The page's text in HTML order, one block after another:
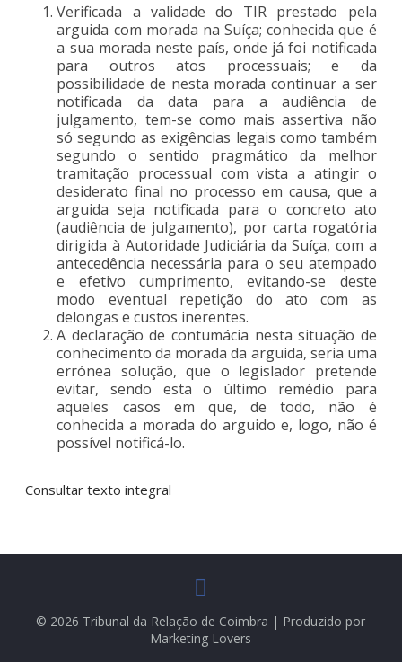
Verificada a validade do TIR prestado pela
arguida com morada na Suíça; conhecida que é
a sua morada neste país, onde já foi notificada
para outros atos processuais; e da
possibilidade de nesta morada continuar a ser
notificada da data para a audiência de
julgamento, tem-se como mais assertiva não
só segundo as exigências legais como também
segundo o sentido pragmático da melhor
tramitação processual com vista a atingir o
desiderato final no processo em causa, que a
arguida seja notificada para o concreto ato
(audiência de julgamento), por carta rogatória
dirigida à Autoridade Judiciária da Suíça, com a
antecedência necessária para o seu atempado
e efetivo cumprimento, evitando-se deste
modo eventual repetição do ato com as
delongas e custos inerentes.
A declaração de contumácia nesta situação de
conhecimento da morada da arguida, seria uma
errónea solução, que o legislador pretende
evitar, sendo esta o último remédio para
aqueles casos em que, de todo, não é
conhecida a morada do arguido e, logo, não é
possível notificá-lo.
Consultar texto integral
© 2026 Tribunal da Relação de Coimbra | Produzido por
Marketing Lovers